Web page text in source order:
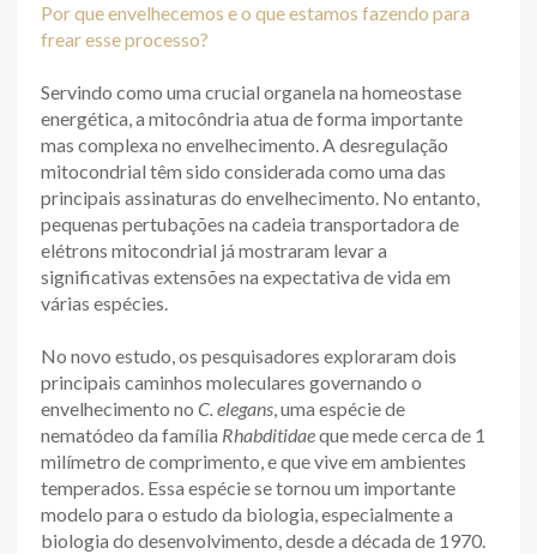
Por que envelhecemos e o que estamos fazendo para
frear esse processo?
Servindo como uma crucial organela na homeostase
energética, a mitocôndria atua de forma importante
mas complexa no envelhecimento. A desregulação
mitocondrial têm sido considerada como uma das
principais assinaturas do envelhecimento. No entanto,
pequenas pertubações na cadeia transportadora de
elétrons mitocondrial já mostraram levar a
significativas extensões na expectativa de vida em
várias espécies.
No novo estudo, os pesquisadores exploraram dois
principais caminhos moleculares governando o
envelhecimento no C. elegans, uma espécie de
nematódeo da família Rhabditidaeque mede cerca de 1
milímetro de comprimento, e que vive em ambientes
temperados. Essa espécie se tornou um importante
modelo para o estudo da biologia, especialmente a
biologia do desenvolvimento, desde a década de 1970.